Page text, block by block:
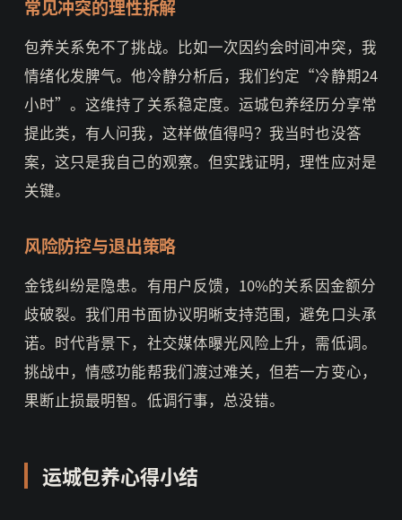
常见冲突的理性拆解
包养关系免不了挑战。比如一次因约会时间冲突，我
情绪化发脾气。他冷静分析后，我们约定“冷静期24
小时”。这维持了关系稳定度。运城包养经历分享常
提此类，有人问我，这样做值得吗？我当时也没答
案，这只是我自己的观察。但实践证明，理性应对是
关键。
风险防控与退出策略
金钱纠纷是隐患。有用户反馈，10%的关系因金额分
歧破裂。我们用书面协议明晰支持范围，避免口头承
诺。时代背景下，社交媒体曝光风险上升，需低调。
挑战中，情感功能帮我们渡过难关，但若一方变心，
果断止损最明智。低调行事，总没错。
运城包养心得小结